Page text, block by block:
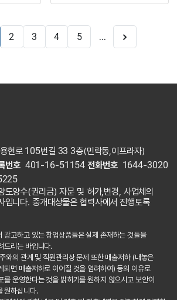
2 3 4 5 ...
현로 105번길 33 3층(민락동,이프라자)
번호 401-16-51154 전화번호 1644-3020
도양수(권리금) 자문 및 허가,변경, 사업체의
입니다. 중개대상물은 협력사에서 진행토록
광고하고 있는 창업상품들은 실제 존재하는 것들을
드리는 바입니다.
와의 관계 및 직원관리상 문제 또한 매출저하 (내놓은
되면 매출저하로 이어질 것을 염려하여) 등의 이유로
를 운영한다는 것을 밝히기를 원하지 않으시고 보안이
원하십니다.